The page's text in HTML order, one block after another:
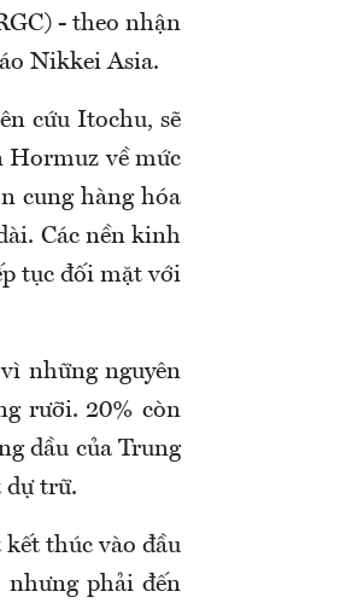
- theo nhận
Nikkei Asia.
cứu Itochu, sẽ
Hormuz về mức
cung hàng hóa
Các nền kinh
tục đối mặt với
những nguyên
rưỡi. 20% còn
dầu của Trung
dự trữ.
thúc vào đầu
nhưng phải đến